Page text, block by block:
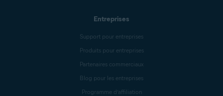
Entreprises
Support pour entreprises
Produits pour entreprises
Partenaires commerciaux
Blog pour les entreprises
Programme d’affiliation